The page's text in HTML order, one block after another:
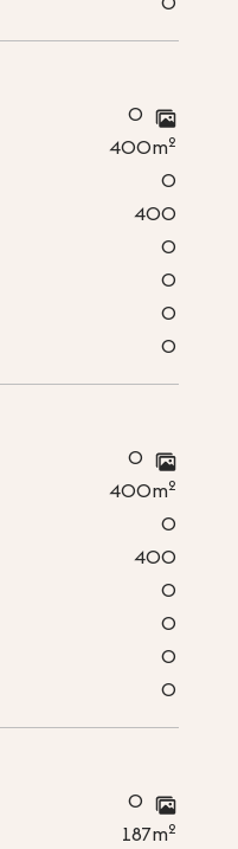
0
400m2
0
400
0
0
0
0
0
400m2
0
400
0
0
0
0
0
187m2